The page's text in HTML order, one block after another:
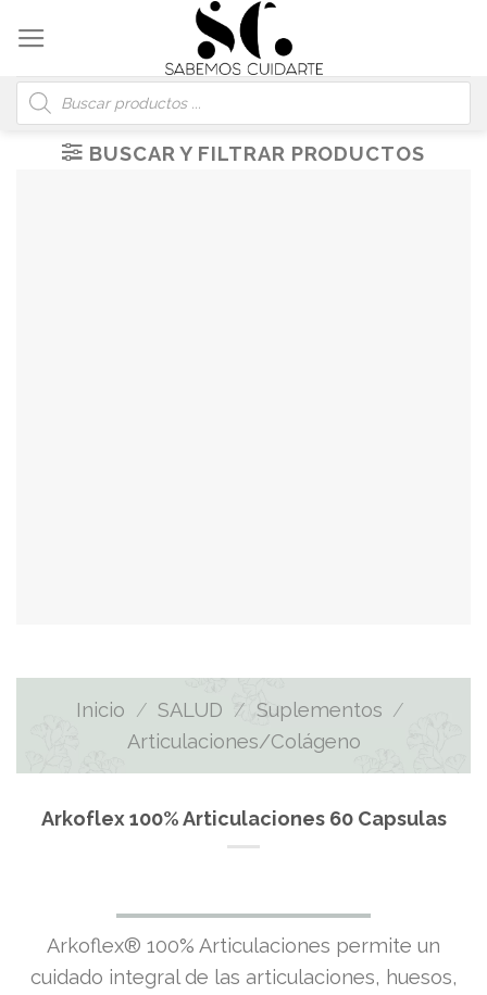
content
Búsqueda
de
productos
BUSCAR Y FILTRAR PRODUCTOS
Inicio / SALUD / Suplementos /
Articulaciones/Colágeno
Arkoflex 100% Articulaciones 60 Capsulas
Arkoflex® 100% Articulaciones permite un
cuidado integral de las articulaciones, huesos,